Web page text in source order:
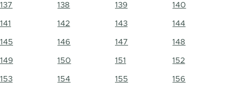
137 138 139 140
141 142 143 144
145 146 147 148
149 150 151 152
153 154 155 156